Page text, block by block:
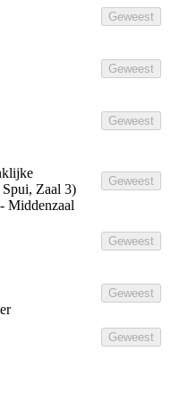
Geweest
Geweest
Geweest
Spui, Zaal 3)
Middenzaal
Geweest
Geweest
Geweest
Geweest